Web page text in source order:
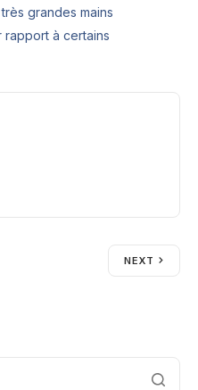
grandes mains
à certains
NEXT